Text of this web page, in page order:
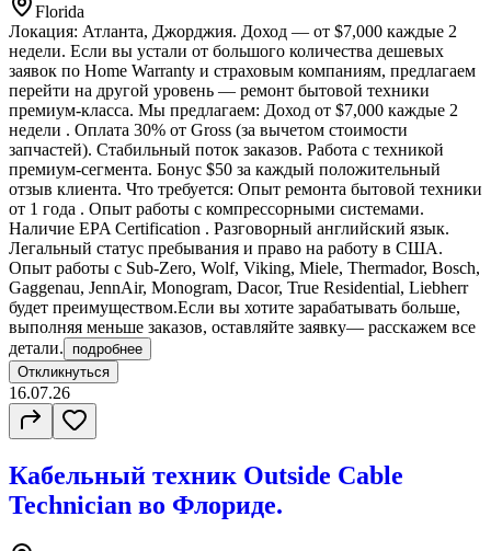
Florida
Локация: Атланта, Джорджия. Доход — от $7,000 каждые 2
недели. Если вы устали от большого количества дешевых
заявок по Home Warranty и страховым компаниям, предлагаем
перейти на другой уровень — ремонт бытовой техники
премиум-класса. Мы предлагаем: Доход от $7,000 каждые 2
недели . Оплата 30% от Gross (за вычетом стоимости
запчастей). Стабильный поток заказов. Работа с техникой
премиум-сегмента. Бонус $50 за каждый положительный
отзыв клиента. Что требуется: Опыт ремонта бытовой техники
от 1 года . Опыт работы с компрессорными системами.
Наличие EPA Certification . Разговорный английский язык.
Легальный статус пребывания и право на работу в США.
Опыт работы с Sub-Zero, Wolf, Viking, Miele, Thermador, Bosch,
Gaggenau, JennAir, Monogram, Dacor, True Residential, Liebherr
будет преимуществом.Если вы хотите зарабатывать больше,
выполняя меньше заказов, оставляйте заявку— расскажем все
детали.
подробнее
Откликнуться
16.07.26
Кабельный техник Outside Cable
Technician во Флориде.